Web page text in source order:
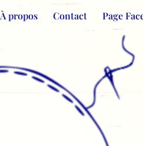
À propos Contact Page